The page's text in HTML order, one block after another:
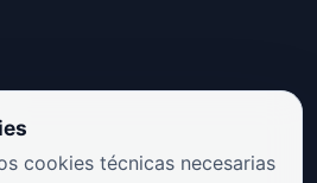
cookies técnicas necesarias